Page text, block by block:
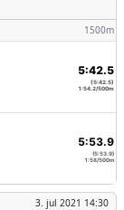
1500m
5:42.5
(5:42.5)
1:54.2/500m
5:53.9
(5:53.9)
1:58/500m
3. jul 2021 14:30